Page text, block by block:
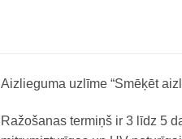
Aizlieguma uzlīme “Smēķēt
Ražošanas termiņš ir 3 līdz 5